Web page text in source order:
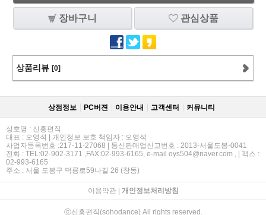
장바구니 관심상품
상품리뷰 [0]
상점정보 PC버젼 이용안내 고객센터 커뮤니티
상호명 : 신흥편직
대표 : 오영석 | 개인정보 보호 책임자 : 오영석
사업자등록번호 :217-11-27068 | 통신판매업신고번호 : 2013-서울도봉-0041
전화 : TEL:02-902-3171 ,FAX:02-993-6165, e-mail oys504@naver.com , | 팩스 :
02-993-6165
주소 : 서울 도봉구 덕릉로59나길 26 (창동)
이용약관| 개인정보처리방침
ⓒ신흥편직(sohodance) All rights reserved.